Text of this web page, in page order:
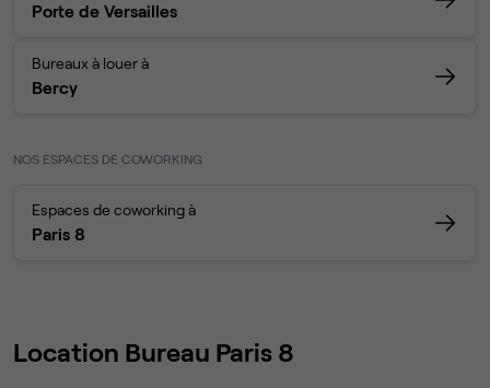
Porte de Versailles
Bureaux à louer à
Bercy
NOS ESPACES DE COWORKING
Espaces de coworking à
Paris 8
Location Bureau Paris 8